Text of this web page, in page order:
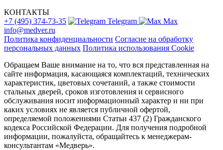
КОНТАКТЫ
+7 (495) 374-73-35
Telegram
Max
info@medver.ru
Политика конфиденциальности Согласие на обработку
персональных данных Политика использования Cookie
Обращаем Ваше внимание на то, что вся представленная на
сайте информация, касающаяся комплектаций, технических
характеристик, цветовых сочетаний, а также стоимости
стальных дверей, сроков изготовления и сервисного
обслуживания носит информационный характер и ни при
каких условиях не является публичной офертой,
определяемой положениями Статьи 437 (2) Гражданского
кодекса Российской Федерации. Для получения подробной
информации, пожалуйста, обращайтесь к менеджерам-
консультантам «Медверь».